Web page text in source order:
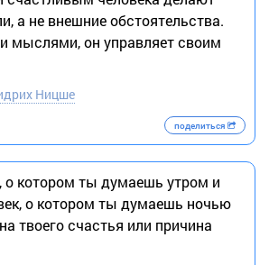
а не внешние обстоятельства.
мыслями, он управляет своим
Ницше
поделиться
о котором ты думаешь утром и
о котором ты думаешь ночью
твоего счастья или причина